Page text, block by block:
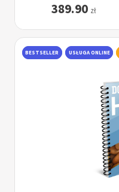
389.90 zł
BESTSELLER USŁUGA ONLINE